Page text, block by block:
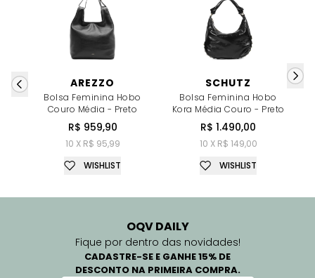
AREZZO
Bolsa Feminina Hobo
Couro Média - Preto
R$ 959,90
10 X R$ 95,99
WISHLIST
SCHUTZ
Bolsa Feminina Hobo
Kora Média Couro - Preto
R$ 1.490,00
10 X R$ 149,00
WISHLIST
OQV DAILY
Fique por dentro das novidades!
CADASTRE-SE E GANHE 15% DE
DESCONTO NA PRIMEIRA COMPRA.